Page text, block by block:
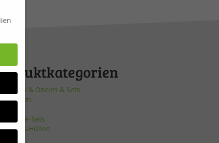
& Oncies & Sets
Sets
Pass-Hüllen